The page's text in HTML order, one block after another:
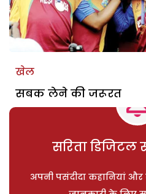
खेल
सबक लेने की जरूरत
सरिता डिजिटल
अपनी पसंदीदा कहानियां और